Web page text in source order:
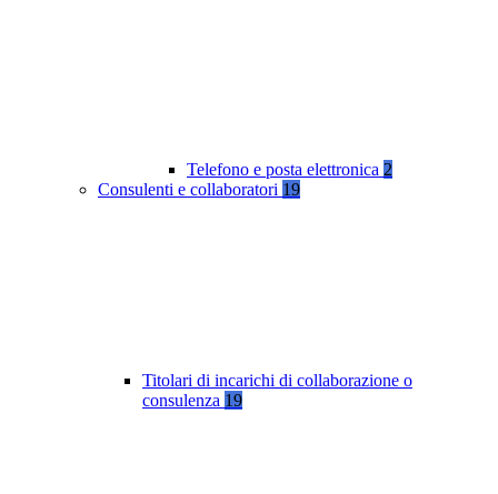
Telefono e posta elettronica 2
Consulenti e collaboratori 19
Titolari di incarichi di collaborazione o
consulenza 19